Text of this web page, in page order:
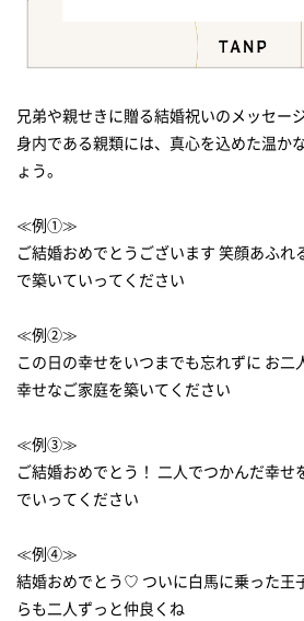
兄弟や親せきに贈る結婚祝いのメッセー
身内である親類には、真心を込めた温か
ょう。
≪例①≫
ご結婚おめでとうございます 笑顔あふれ
で築いていってください
≪例②≫
この日の幸せをいつまでも忘れずに お二
幸せなご家庭を築いてください
≪例③≫
ご結婚おめでとう！ 二人でつかんだ幸せ
でいってください
≪例④≫
結婚おめでとう♡ ついに白馬に乗った王
らも二人ずっと仲良くね